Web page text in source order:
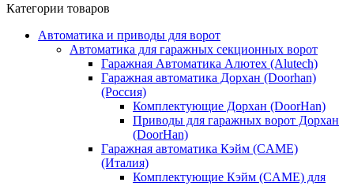
Категории товаров
Автоматика и приводы для ворот
Автоматика для гаражных секционных ворот
Гаражная Автоматика Алютех (Alutech)
Гаражная автоматика Дорхан (Doorhan)
(Россия)
Комплектующие Дорхан (DoorHan)
Приводы для гаражных ворот Дорхан
(DoorHan)
Гаражная автоматика Кэйм (CAME)
(Италия)
Комплектующие Кэйм (CAME) для